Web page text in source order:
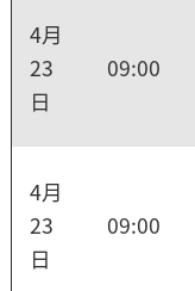
4月
23
日
09:00
4月
23
日
09:00